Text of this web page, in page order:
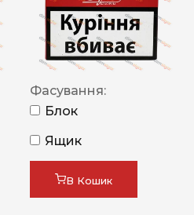
Фасування:
Блок
Ящик
В Кошик